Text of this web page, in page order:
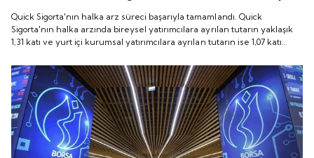
yatırımcılara ayrılan tutarın yaklaşık 1,31 katı ve yurt
içi kurumsal yatırımcılara ayrılan tutarın ise 1,07 katı
talep geldi. Quick Sigorta, 6 Ağustos 2026 tarihinde
görmeye başlayacak.
Quick Sigorta'nın halka arz süreci başarıyla tamamlandı. Quick
Sigorta'nın halka arzında bireysel yatırımcılara ayrılan tutarın yaklaşık
1,31 katı ve yurt içi kurumsal yatırımcılara ayrılan tutarın ise 1,07 katı
koduyla Borsa İstanbul'da işlem görmeye başlayacak.